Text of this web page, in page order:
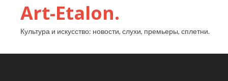
Art-Etalon.
Культура и искусство: новости, слухи, премьеры, сплетни.